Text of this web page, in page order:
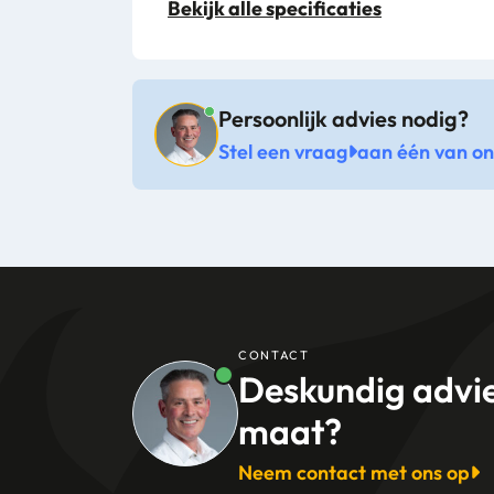
Artikel lengte mm
Kleur
Levertijd
Bekijk alle specificaties
Persoonlijk advies nodig?
Stel een vraag aan één van
CONTACT
Deskundig
maat?
Neem contact met ons op